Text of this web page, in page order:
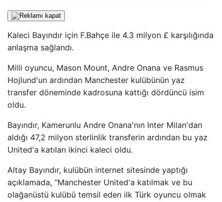
Kaleci Bayındır için F.Bahçe ile 4.3 milyon £ karşılığında
anlaşma sağlandı.
Milli oyuncu, Mason Mount, Andre Onana ve Rasmus
Hojlund'un ardından Manchester kulübünün yaz
transfer döneminde kadrosuna kattığı dördüncü isim
oldu.
Bayındır, Kamerunlu Andre Onana'nın Inter Milan'dan
aldığı 47,2 milyon sterlinlik transferin ardından bu yaz
United'a katılan ikinci kaleci oldu.
Altay Bayındır, kulübün internet sitesinde yaptığı
açıklamada, “Manchester United'a katılmak ve bu
olağanüstü kulübü temsil eden ilk Türk oyuncu olmak